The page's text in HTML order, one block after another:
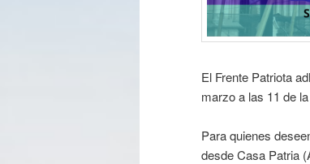
El Frente Patriota
marzo a las 11 de
Para quienes
desde Casa Patria